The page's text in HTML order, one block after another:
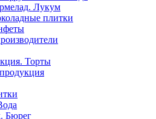
Лукум
плитки
Торты
Бюрег